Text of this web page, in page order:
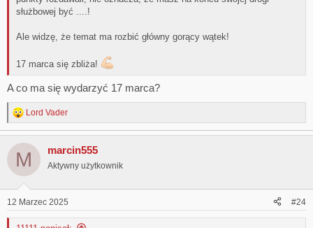
służbowej być ....!
Ale widzę, że temat ma rozbić główny gorący wątek!
17 marca się zbliża!
A co ma się wydarzyć 17 marca?
R
e
i
s
:
Lord Vader
M marcin555
Aktywny użytkownik
12 Marzec 2025 #24